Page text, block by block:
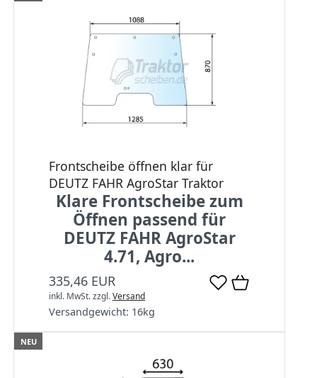
Frontscheibe öffnen klar für
DEUTZ FAHR AgroStar Traktor
Klare Frontscheibe zum
Öffnen passend für
DEUTZ FAHR AgroStar
4.71, Agro...
335,46 EUR
inkl. MwSt.zzgl.Versand
Versandgewicht: 16kg
NEU